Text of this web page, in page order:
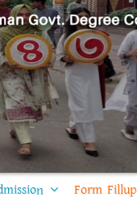
Form Fillup